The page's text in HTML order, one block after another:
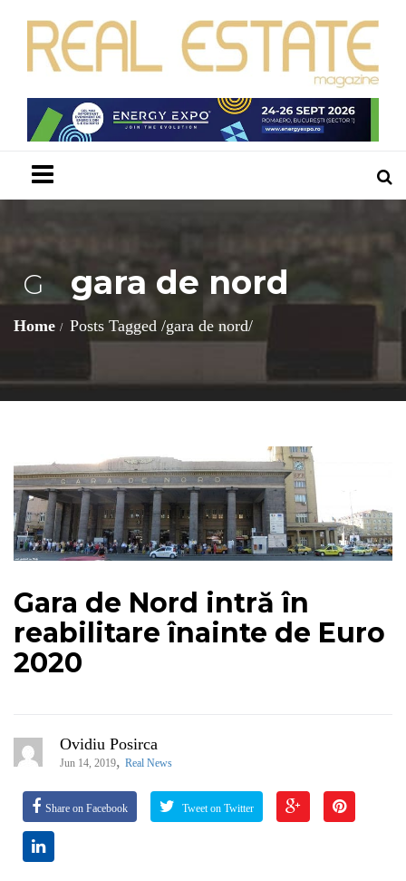
G gara de nord
Home Posts Tagged /gara de nord/
Gara de Nord intră în
reabilitare înainte de Euro
2020
Ovidiu Posirca
Jun 14, 2019, Real News
Share on Facebook Tweet on Twitter